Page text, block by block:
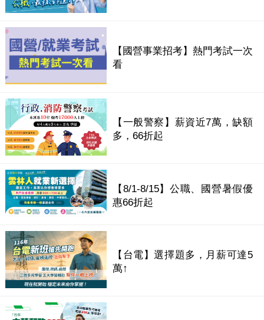
【國營事業招考】熱門考試一次
看
【一般警察】薪資近7萬，缺額
多，66折起
【8/1-8/15】公職、國營暑假優
惠66折起
【台電】選擇題多，月薪可達5
萬↑